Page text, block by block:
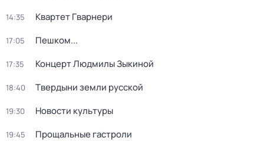
14:35 Квартет Гварнери
17:05 Пешком...
17:35 Концерт Людмилы Зыкиной
18:40 Твердыни земли русской
19:30 Новости культуры
19:45 Прощальные гастроли